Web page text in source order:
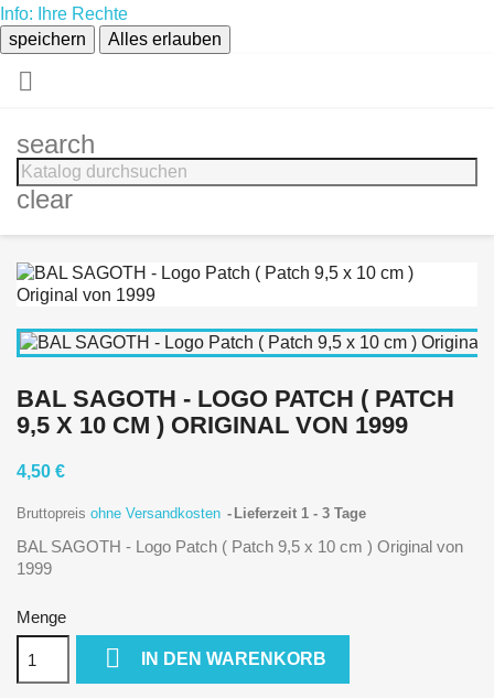
Info: Ihre Rechte
speichern
Alles erlauben

search
clear
BAL SAGOTH - LOGO PATCH ( PATCH
9,5 X 10 CM ) ORIGINAL VON 1999
4,50 €
Bruttopreis ohne Versandkosten Lieferzeit 1 - 3 Tage
BAL SAGOTH - Logo Patch ( Patch 9,5 x 10 cm ) Original von
1999
Menge
 IN DEN WARENKORB